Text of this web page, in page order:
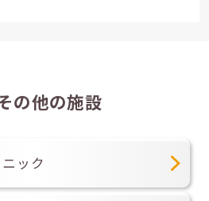
の他の施設
ック